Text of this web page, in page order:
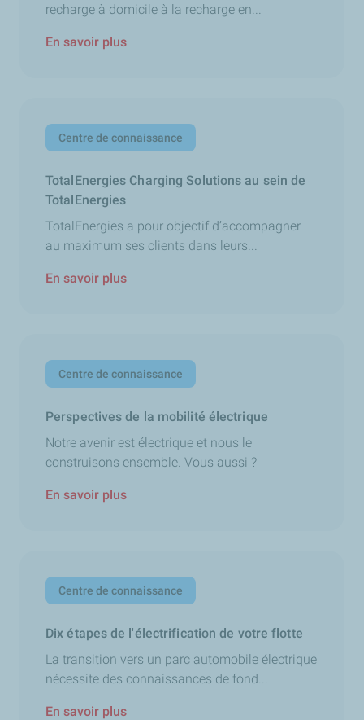
recharge à domicile à la recharge en...
En savoir plus
Centre de connaissance
TotalEnergies Charging Solutions au sein de
TotalEnergies
TotalEnergies a pour objectif d’accompagner
au maximum ses clients dans leurs...
En savoir plus
Centre de connaissance
Perspectives de la mobilité électrique
Notre avenir est électrique et nous le
construisons ensemble. Vous aussi ?
En savoir plus
Centre de connaissance
Dix étapes de l'électrification de votre flotte
La transition vers un parc automobile électrique
nécessite des connaissances de fond...
En savoir plus